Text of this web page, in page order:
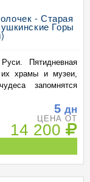
- Старая
Горы
Руси. Пятидневная
их храмы и музеи,
запомнятся
5 дн
ЦЕНА ОТ
14 200